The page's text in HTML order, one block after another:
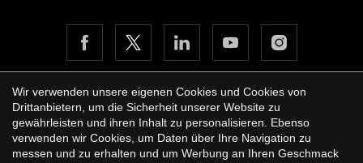
Copyright © 2026 Urbane International Real Estate
Rechtshinweis der Website
Wir verwenden unsere eigenen Cookies und Cookies von
Drittanbietern, um die Sicherheit unserer Website zu
gewährleisten und ihren Inhalt zu personalisieren. Ebenso
verwenden wir Cookies, um Daten über Ihre Navigation zu
messen und zu erhalten und um Werbung an Ihren Geschmack